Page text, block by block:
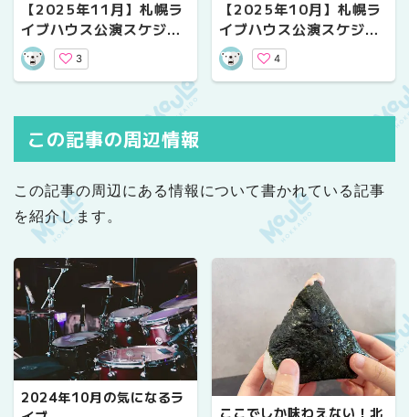
【2025年11月】札幌ラ
イブハウス公演スケジュ
ール｜気になるライブ情
報
3
【2025年10月】札幌ラ
イブハウス公演スケジュ
ール｜気になるライブ情
報
4
この記事の周辺情報
この記事の周辺にある情報について書かれている記事
を紹介します。
2024年10月の気になるラ
ここでしか味わえない！北